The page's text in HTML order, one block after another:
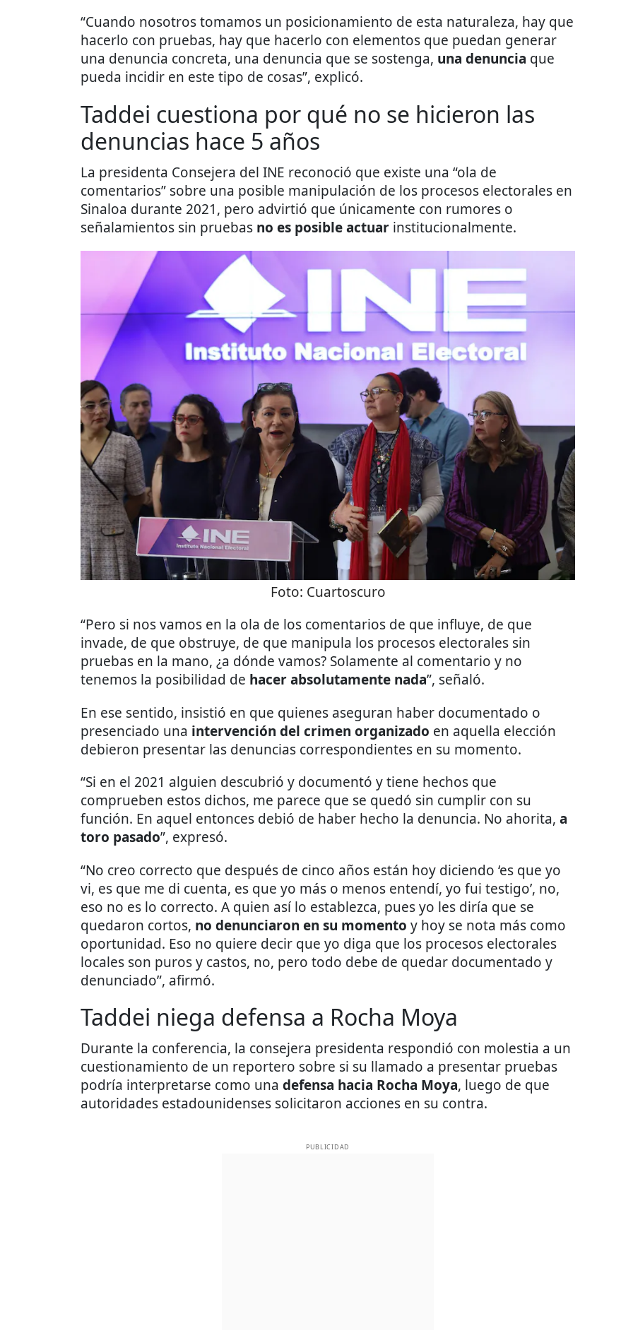
“Cuando nosotros tomamos un posicionamiento de esta naturaleza, hay que
hacerlo con pruebas, hay que hacerlo con elementos que puedan generar
una denuncia concreta, una denuncia que se sostenga, una denuncia que
pueda incidir en este tipo de cosas”, explicó.
Taddei cuestiona por qué no se hicieron las
denuncias hace 5 años
La presidenta Consejera del INE reconoció que existe una “ola de
comentarios” sobre una posible manipulación de los procesos electorales en
Sinaloa durante 2021, pero advirtió que únicamente con rumores o
señalamientos sin pruebas no es posible actuar institucionalmente.
Foto: Cuartoscuro
“Pero si nos vamos en la ola de los comentarios de que influye, de que
invade, de que obstruye, de que manipula los procesos electorales sin
pruebas en la mano, ¿a dónde vamos? Solamente al comentario y no
tenemos la posibilidad de hacer absolutamente nada”, señaló.
En ese sentido, insistió en que quienes aseguran haber documentado o
presenciado una intervención del crimen organizado en aquella elección
debieron presentar las denuncias correspondientes en su momento.
“Si en el 2021 alguien descubrió y documentó y tiene hechos que
comprueben estos dichos, me parece que se quedó sin cumplir con su
función. En aquel entonces debió de haber hecho la denuncia. No ahorita, a
toro pasado”, expresó.
“No creo correcto que después de cinco años están hoy diciendo ‘es que yo
vi, es que me di cuenta, es que yo más o menos entendí, yo fui testigo’, no,
eso no es lo correcto. A quien así lo establezca, pues yo les diría que se
quedaron cortos, no denunciaron en su momento y hoy se nota más como
oportunidad. Eso no quiere decir que yo diga que los procesos electorales
locales son puros y castos, no, pero todo debe de quedar documentado y
denunciado”, afirmó.
Taddei niega defensa a Rocha Moya
Durante la conferencia, la consejera presidenta respondió con molestia a un
cuestionamiento de un reportero sobre si su llamado a presentar pruebas
podría interpretarse como una defensa hacia Rocha Moya, luego de que
autoridades estadounidenses solicitaron acciones en su contra.
PUBLICIDAD